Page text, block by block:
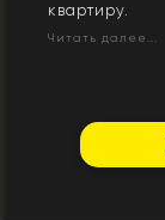
квартиру.
Читать далее...